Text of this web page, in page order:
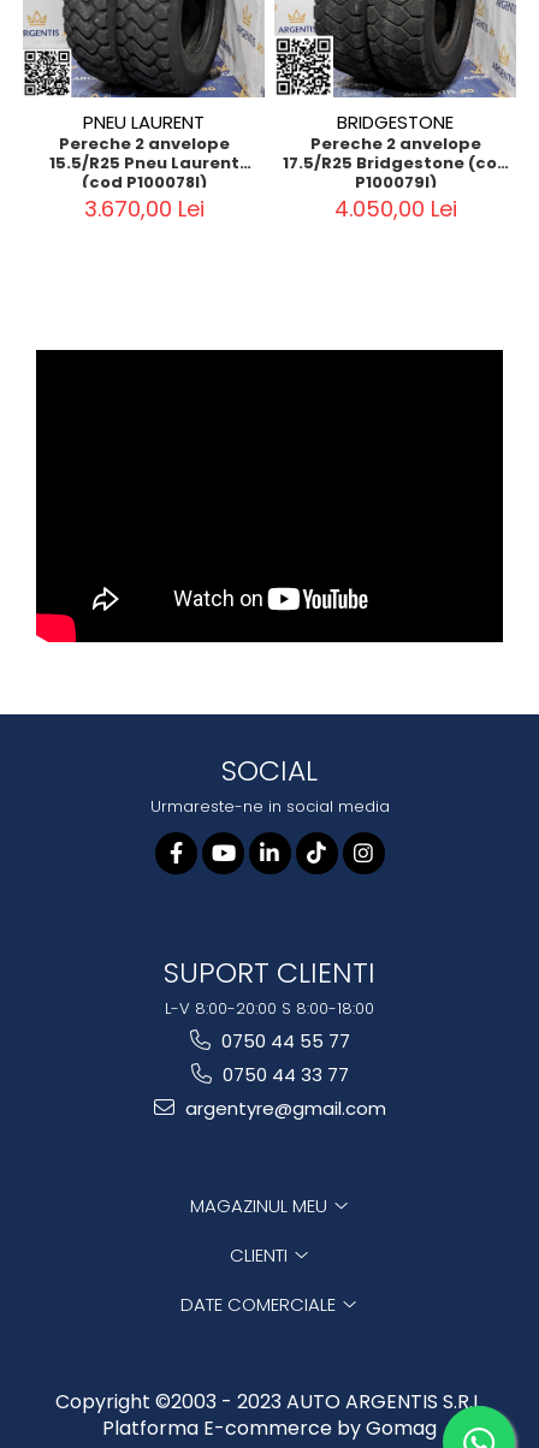
PNEU LAURENT
Pereche 2 anvelope
15.5/R25 Pneu Laurent
(cod P100078I)
3.670,00 Lei
BRIDGESTONE
Pereche 2 anvelope
17.5/R25 Bridgestone (cod
P100079I)
4.050,00 Lei
SOCIAL
Urmareste-ne in social media
SUPORT CLIENTI
L-V 8:00-20:00 S 8:00-18:00
0750 44 55 77
0750 44 33 77
argentyre@gmail.com
MAGAZINUL MEU
CLIENTI
DATE COMERCIALE
Copyright ©2003 - 2023 AUTO ARGENTIS S.R.L.
Platforma E-commerce by Gomag